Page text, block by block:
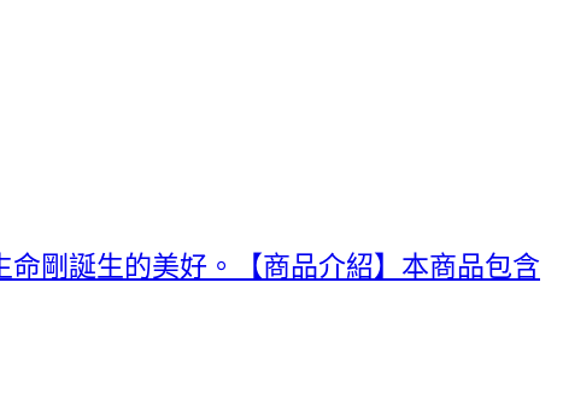
命剛誕生的美好。【商品介紹】本商品包含